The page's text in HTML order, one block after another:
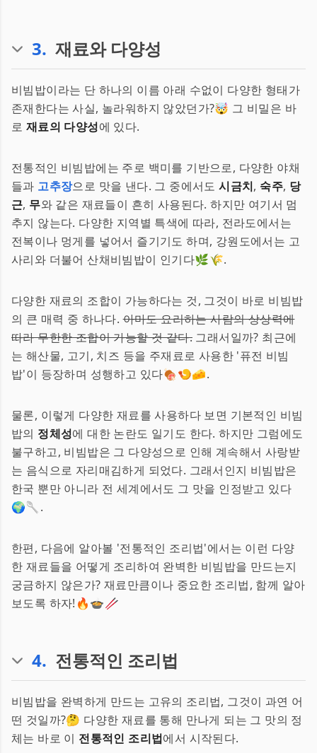
3. 재료와 다양성
비빔밥이라는 단 하나의 이름 아래 수없이 다양한 형태가
존재한다는 사실, 놀라워하지 않았던가?🤯 그 비밀은 바
로 재료의 다양성에 있다.
전통적인 비빔밥에는 주로 백미를 기반으로, 다양한 야채
들과 고추장으로 맛을 낸다. 그 중에서도시금치, 숙주, 당
근, 무와 같은 재료들이 흔히 사용된다. 하지만 여기서 멈
추지 않는다. 다양한 지역별 특색에 따라, 전라도에서는
전복이나 멍게를 넣어서 즐기기도 하며, 강원도에서는 고
사리와 더불어 산채비빔밥이 인기다🌿🌾.
다양한 재료의 조합이 가능하다는 것, 그것이 바로 비빔밥
의 큰 매력 중 하나다.아마도 요리하는 사람의 상상력에
따라 무한한 조합이 가능할 것 같다. 그래서일까? 최근에
는 해산물, 고기, 치즈 등을 주재료로 사용한 '퓨전 비빔
밥'이 등장하며 성행하고 있다🍖🍤🧀.
물론, 이렇게 다양한 재료를 사용하다 보면 기본적인 비빔
밥의 정체성에 대한 논란도 일기도 한다. 하지만 그럼에도
불구하고, 비빔밥은 그 다양성으로 인해 계속해서 사랑받
는 음식으로 자리매김하게 되었다. 그래서인지 비빔밥은
한국 뿐만 아니라 전 세계에서도 그 맛을 인정받고 있다
🌍🥄.
한편, 다음에 알아볼 '전통적인 조리법'에서는 이런 다양
한 재료들을 어떻게 조리하여 완벽한 비빔밥을 만드는지
궁금하지 않은가? 재료만큼이나 중요한 조리법, 함께 알아
보도록 하자!🔥🍲🥢
4. 전통적인 조리법
비빔밥을 완벽하게 만드는 고유의 조리법, 그것이 과연 어
떤 것일까?🤔 다양한 재료를 통해 만나게 되는 그 맛의 정
체는 바로 이 전통적인 조리법에서 시작된다.